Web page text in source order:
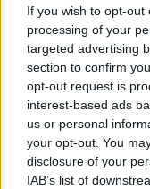
If you wish to opt-
processing of your
targeted advertising
section to confirm
opt-out request is
interest-based ads
us or personal
your opt-out. You
disclosure of your
IAB’s list of
tejfehérje